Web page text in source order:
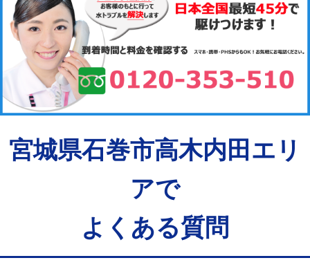
宮城県石巻市高木内田エリ
アで
よくある質問